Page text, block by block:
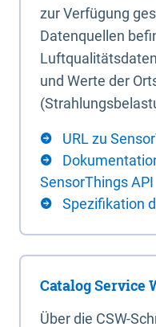
zur Verfügung
Datenquellen
und Werte der
URL zu
SensorThings API
Spezifikation
Catalog Service
Über die CSW-